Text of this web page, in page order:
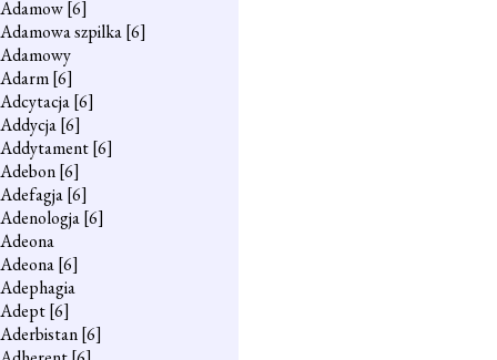
Adamow[6]
Adamowa szpilka[6]
Adamowy
Adarm[6]
Adcytacja[6]
Addycja[6]
Addytament[6]
Adebon[6]
Adefagja[6]
Adenologja[6]
Adeona
Adeona[6]
Adephagia
Adept[6]
Aderbistan[6]